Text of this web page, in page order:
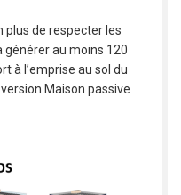
plus de respecter les
au moins 120
à l’emprise au sol du
Maison passive